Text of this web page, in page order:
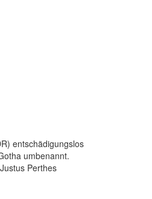
entschädigungslos
umbenannt.
Perthes